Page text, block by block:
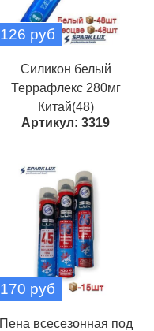
126 руб
Силикон белый
Террафлекс 280мг
Китай(48)
Артикул: 3319
170 руб
Пена всесезонная под